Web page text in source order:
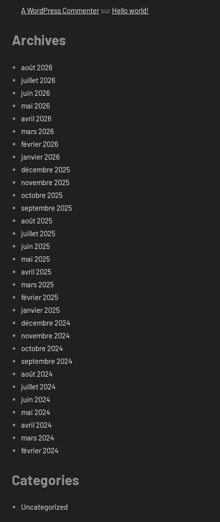
A WordPress Commentersur Hello world!
Archives
août 2026
juillet 2026
juin 2026
mai 2026
avril 2026
mars 2026
février 2026
janvier 2026
décembre 2025
novembre 2025
octobre 2025
septembre 2025
août 2025
juillet 2025
juin 2025
mai 2025
avril 2025
mars 2025
février 2025
janvier 2025
décembre 2024
novembre 2024
octobre 2024
septembre 2024
août 2024
juillet 2024
juin 2024
mai 2024
avril 2024
mars 2024
février 2024
Categories
Uncategorized